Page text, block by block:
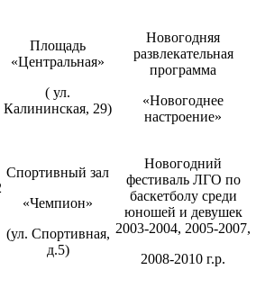
Площадь
«Центральная»
( ул.
Калининская, 29)
Новогодняя
развлекательная
программа
«Новогоднее
настроение»
Спортивный зал
«Чемпион»
(ул. Спортивная,
д.5)
Новогодний
фестиваль ЛГО по
баскетболу среди
юношей и девушек
2003-2004, 2005-2007,
2008-2010 г.р.